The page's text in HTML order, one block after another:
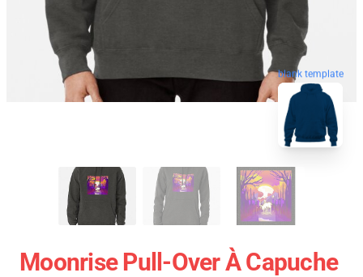
blank template
Moonrise Pull-Over À Capuche